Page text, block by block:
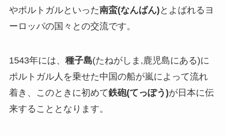
やポルトガルといった南蛮(なんばん) とよばれるヨ
ーロッパの国々との交流です。
1543年には、 種子島(たねがしま,鹿児島にある)に
ポルトガル人を乗せた中国の船が嵐によって流れ
着き、このときに初めて鉄砲(てっぽう)が日本に伝
来することとなります。